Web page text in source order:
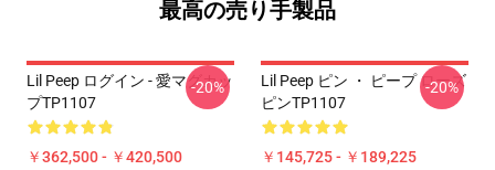
最高の売り手製品
Lil Peep ログイン - 愛マグカッ
プTP1107
￥362,500 - ￥420,500
-20%
Lil Peep ピン ・ ピープ ローズ
ピンTP1107
￥145,725 - ￥189,225
-20%